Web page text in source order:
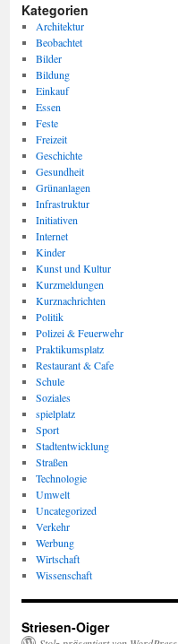
Kategorien
Architektur
Beobachtet
Bilder
Bildung
Einkauf
Essen
Feste
Freizeit
Geschichte
Gesundheit
Grünanlagen
Infrastruktur
Initiativen
Internet
Kinder
Kunst und Kultur
Kurzmeldungen
Kurznachrichten
Politik
Polizei & Feuerwehr
Praktikumsplatz
Restaurant & Cafe
Schule
Soziales
spielplatz
Sport
Stadtentwicklung
Straßen
Technologie
Umwelt
Uncategorized
Verkehr
Werbung
Wirtschaft
Wissenschaft
Striesen-Oiger